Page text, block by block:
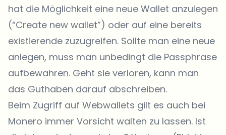
hat die Möglichkeit eine neue Wallet anzulegen
(“Create new wallet”) oder auf eine bereits
existierende zuzugreifen. Sollte man eine neue
anlegen, muss man unbedingt die Passphrase
aufbewahren. Geht sie verloren, kann man
das Guthaben darauf abschreiben.
Beim Zugriff auf Webwallets gilt es auch bei
Monero immer Vorsicht walten zu lassen. Ist